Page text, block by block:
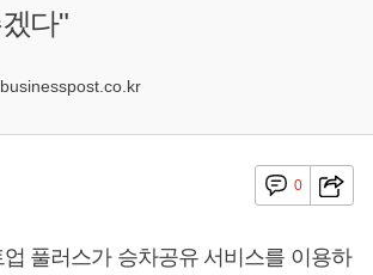
다"
0
풀러스가 승차공유 서비스를 이용하